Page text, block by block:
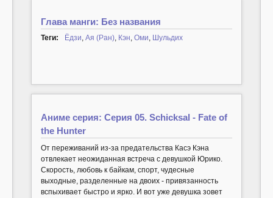
Глава манги: Без названия
Теги: Ёдзи Ая (Ран) Кэн Оми Шульдих
Аниме серия: Серия 05. Schicksal - Fate of
the Hunter
От переживаний из-за предательства Касэ Кэна
отвлекает неожиданная встреча с девушкой Юрико.
Скорость, любовь к байкам, спорт, чудесные
выходные, разделенные на двоих - привязанность
вспыхивает быстро и ярко. И вот уже девушка зовет